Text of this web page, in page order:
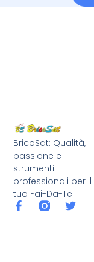
BricoSat: Qualità,
passione e
strumenti
professionali per il
tuo Fai-Da-Te